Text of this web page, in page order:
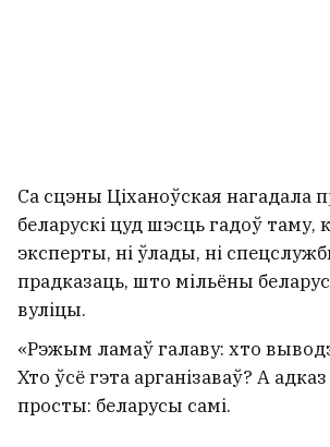
Са сцэны Ціханоўская нагадала
беларускі цуд шэсць гадоў таму,
эксперты, ні ўлады, ні
прадказаць, што мільёны
вуліцы.
«Рэжым ламаў галаву: хто
Хто ўсё гэта арганізаваў? А
просты: беларусы самі.